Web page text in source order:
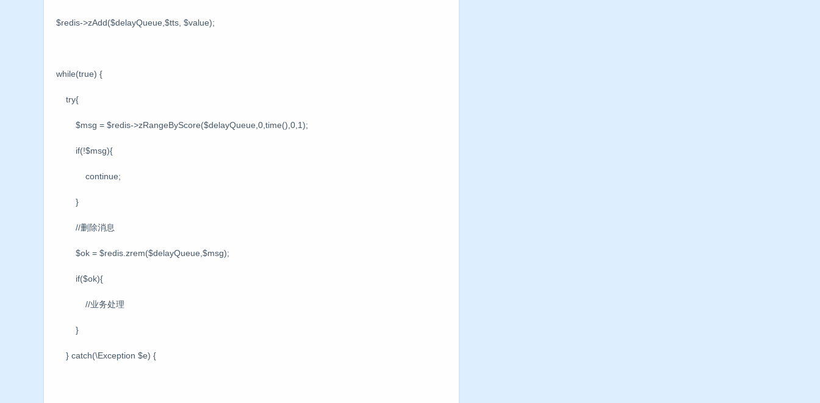
$redis->zAdd($delayQueue,$tts, $value);
while(true) {
try{
$msg = $redis->zRangeByScore($delayQueue,0,time(),0,1);
if(!$msg){
continue;
}
//删除消息
$ok = $redis.zrem($delayQueue,$msg);
if($ok){
//业务处理
}
} catch(\Exception $e) {